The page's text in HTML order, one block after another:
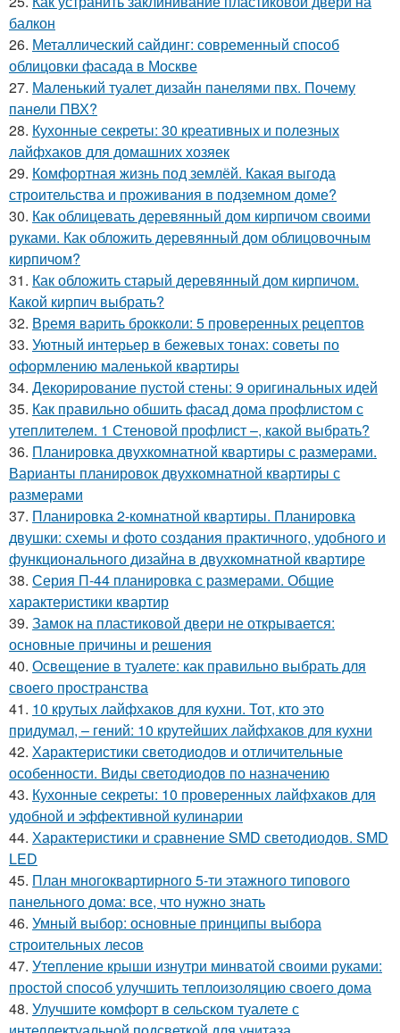
балкон
26. Металлический сайдинг: современный способ
облицовки фасада в Москве
27. Маленький туалет дизайн панелями пвх. Почему
панели ПВХ?
28. Кухонные секреты: 30 креативных и полезных
лайфхаков для домашних хозяек
29. Комфортная жизнь под землёй. Какая выгода
строительства и проживания в подземном доме?
30. Как облицевать деревянный дом кирпичом своими
руками. Как обложить деревянный дом облицовочным
кирпичом?
31. Как обложить старый деревянный дом кирпичом.
Какой кирпич выбрать?
32. Время варить брокколи: 5 проверенных рецептов
33. Уютный интерьер в бежевых тонах: советы по
оформлению маленькой квартиры
34. Декорирование пустой стены: 9 оригинальных идей
35. Как правильно обшить фасад дома профлистом с
утеплителем. 1 Стеновой профлист –, какой выбрать?
36. Планировка двухкомнатной квартиры с размерами.
Варианты планировок двухкомнатной квартиры с
размерами
37. Планировка 2-комнатной квартиры. Планировка
двушки: схемы и фото создания практичного, удобного и
функционального дизайна в двухкомнатной квартире
38. Серия П-44 планировка с размерами. Общие
характеристики квартир
39. Замок на пластиковой двери не открывается:
основные причины и решения
40. Освещение в туалете: как правильно выбрать для
своего пространства
41. 10 крутых лайфхаков для кухни. Тот, кто это
придумал, – гений: 10 крутейших лайфхаков для кухни
42. Характеристики светодиодов и отличительные
особенности. Виды светодиодов по назначению
43. Кухонные секреты: 10 проверенных лайфхаков для
удобной и эффективной кулинарии
44. Характеристики и сравнение SMD светодиодов. SMD
LED
45. План многоквартирного 5-ти этажного типового
панельного дома: все, что нужно знать
46. Умный выбор: основные принципы выбора
строительных лесов
47. Утепление крыши изнутри минватой своими руками:
простой способ улучшить теплоизоляцию своего дома
48. Улучшите комфорт в сельском туалете с